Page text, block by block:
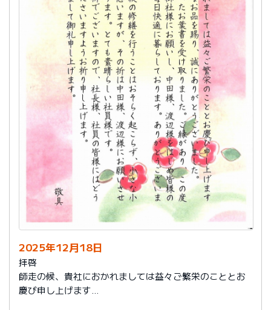
2025年12月18日
拝啓
師走の候、貴社におかれましては益々ご繁栄のこととお
慶び申し上げます